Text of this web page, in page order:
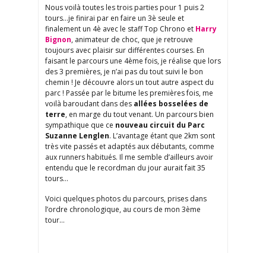
Nous voilà toutes les trois parties pour 1 puis 2
tours…je finirai par en faire un 3è seule et
finalement un 4è avec le staff Top Chrono et Harry
Bignon, animateur de choc, que je retrouve
toujours avec plaisir sur différentes courses. En
faisant le parcours une 4ème fois, je réalise que lors
des 3 premières, je n’ai pas du tout suivi le bon
chemin ! Je découvre alors un tout autre aspect du
parc ! Passée par le bitume les premières fois, me
voilà baroudant dans des allées bosselées de
terre, en marge du tout venant. Un parcours bien
sympathique que ce nouveau circuit du Parc
Suzanne Lenglen. L’avantage étant que 2km sont
très vite passés et adaptés aux débutants, comme
aux runners habitués. Il me semble d’ailleurs avoir
entendu que le recordman du jour aurait fait 35
tours…
Voici quelques photos du parcours, prises dans
l’ordre chronologique, au cours de mon 3ème
tour…